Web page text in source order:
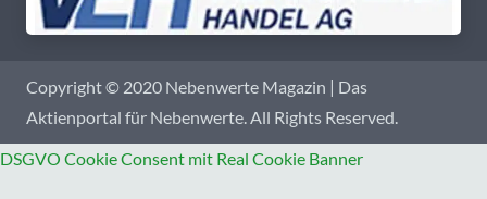
Copyright © 2020 Nebenwerte Magazin | Das
Aktienportal für Nebenwerte. All Rights Reserved.
DSGVO Cookie Consent mit Real Cookie Banner